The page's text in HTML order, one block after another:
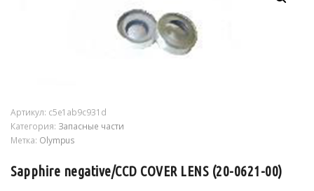
Артикул: c5e1ab9c931d
Категория: Запасные части
Метка: Olympus
Sapphire negative/CCD COVER LENS (20-0621-00)